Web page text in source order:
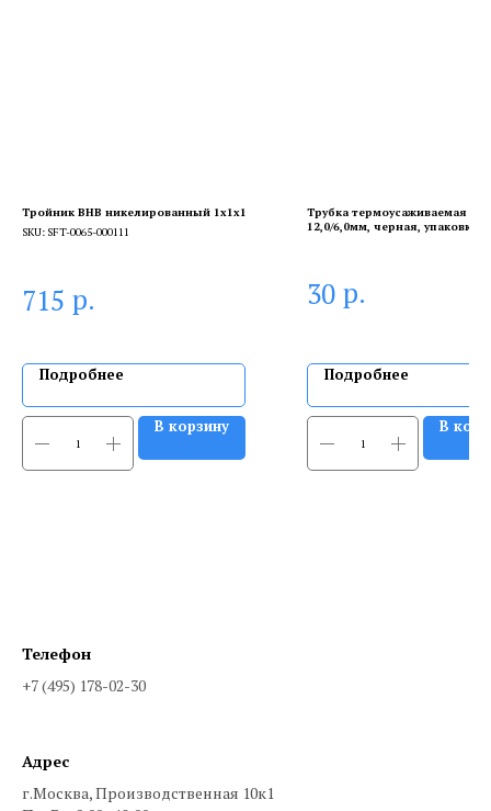
Тройник ВНВ никелированный 1x1x1
SKU: SFT-0065-000111
715 р.
Подробнее
В корзину
Трубка термоусаживаемая
12,0/6,0мм, черная, упаковка
30 р.
Подробнее
В
Телефон
+7 (495) 178-02-30
Адрес
г.Москва, Производственная 10к1